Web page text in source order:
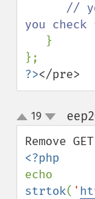
//
you
}
?></pre>
up
down
19
strtok( '